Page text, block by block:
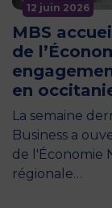
12 juin 2026
MBS
de
en
La semaine
Business a
de l'Économie
régionale…